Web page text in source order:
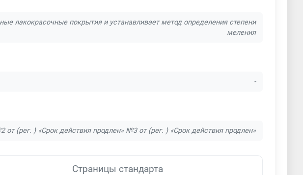
лакокрасочные покрытия и устанавливает метод определения степени
меления
-
(рег. ) «Срок действия продлен» №3 от (рег. ) «Срок действия продлен»
Страницы стандарта